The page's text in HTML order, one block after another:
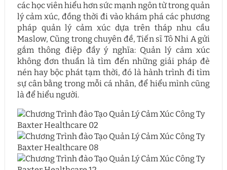
các học viên hiểu hơn sức mạnh ngôn từ trong quản
lý cảm xúc, đồng thời đi vào khám phá các phương
pháp quản lý cảm xúc dựa trên tháp nhu cầu
Maslow, Cũng trong chuyên đề, Tiến sĩ Tô Nhi A gửi
gắm thông điệp đầy ý nghĩa: Quản lý cảm xúc
không đơn thuần là tìm đến những giải pháp đè
nén hay bộc phát tạm thời, đó là hành trình đi tìm
sự cân bằng trong mỗi cá nhân, để hiểu mình cũng
là để hiểu người.